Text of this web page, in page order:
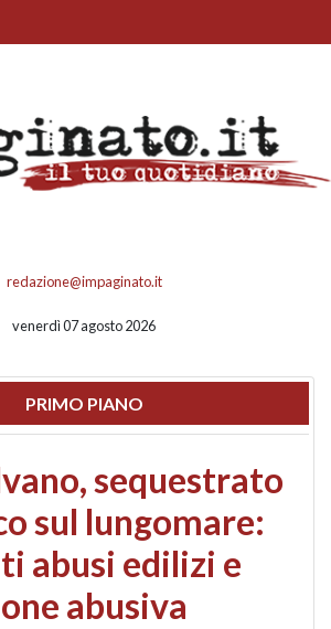
redazione@impaginato.it
venerdì 07 agosto 2026
PRIMO PIANO
sequestrato
sul lungomare:
abusi edilizi e
abusiva